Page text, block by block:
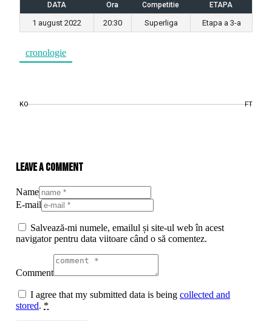
DATA Ora Competitie ETAPA
1 august 2022 20:30 Superliga Etapa a 3-a
cronologie
KO FT
Leave a comment
Name
E-mail
Salvează-mi numele, emailul și site-ul web în acest
navigator pentru data viitoare când o să comentez.
Comment
I agree that my submitted data is being collected and
stored. *